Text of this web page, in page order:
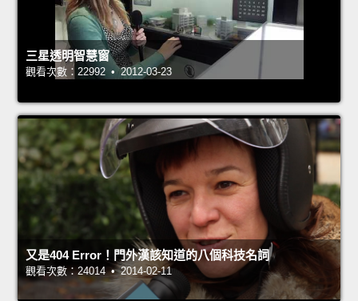
三星透明智慧窗
觀看次數：22992 • 2012-03-23
又是404 Error！門外漢該知道的八個科技名詞
觀看次數：24014 • 2014-02-11